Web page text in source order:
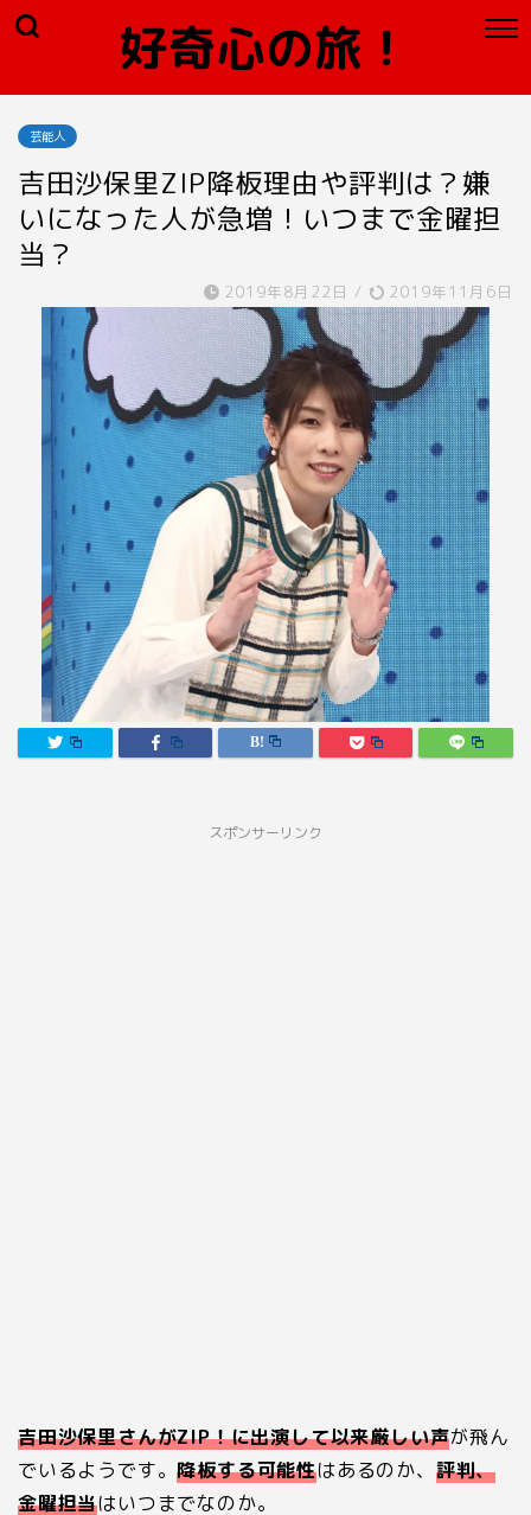
好奇心の旅！
芸能人
吉田沙保里ZIP降板理由や評判は？嫌
いになった人が急増！いつまで金曜担
当？
2019年8月22日 / 2019年11月6日
スポンサーリンク
吉田沙保里さんがZIP！に出演して以来厳しい声が飛ん
でいるようです。降板する可能性はあるのか、 評判、
金曜担当はいつまでなのか。